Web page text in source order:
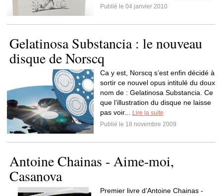
Publié le 04 janvier 2010
Gelatinosa Substancia : le nouveau
disque de Norscq
Ca y est, Norscq s’est enfin décidé à
sortir ce nouvel opus intitulé du doux
nom de : Gelatinosa Substancia. Ce
que l’illustration du disque ne laisse
pas voir...
Lire la suite
Publié le 18 novembre 2009
Antoine Chainas - Aime-moi,
Casanova
Premier livre d’Antoine Chainas -